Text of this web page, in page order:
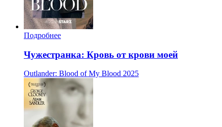
Подробнее
Чужестранка: Кровь от крови моей
Outlander: Blood of My Blood 2025